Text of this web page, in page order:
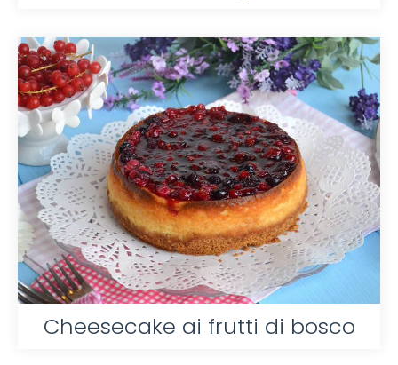
Cheesecake ai frutti di bosco